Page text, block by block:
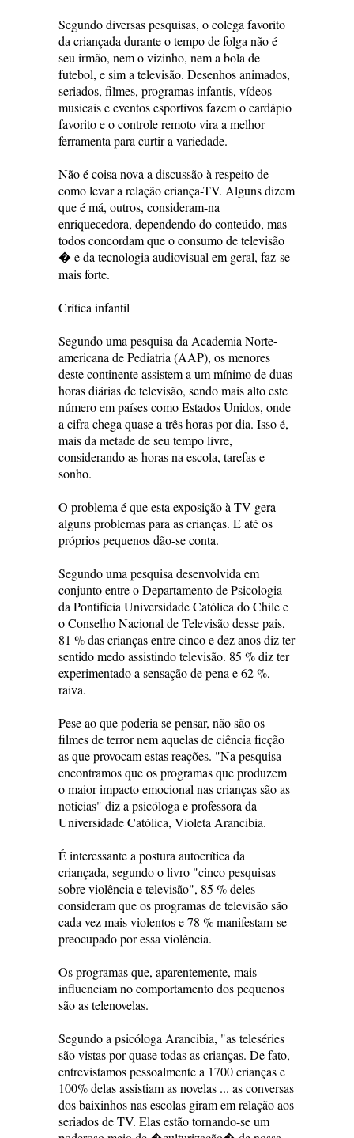
Segundo diversas pesquisas, o colega favorito
da criançada durante o tempo de folga não é
seu irmão, nem o vizinho, nem a bola de
futebol, e sim a televisão. Desenhos animados,
seriados, filmes, programas infantis, vídeos
musicais e eventos esportivos fazem o cardápio
favorito e o controle remoto vira a melhor
ferramenta para curtir a variedade.
Não é coisa nova a discussão à respeito de
como levar a relação criança-TV. Alguns dizem
que é má, outros, consideram-na
enriquecedora, dependendo do conteúdo, mas
todos concordam que o consumo de televisão
� e da tecnologia audiovisual em geral, faz-se
mais forte.
Crítica infantil
Segundo uma pesquisa da Academia Norte-
americana de Pediatria (AAP), os menores
deste continente assistem a um mínimo de duas
horas diárias de televisão, sendo mais alto este
número em países como Estados Unidos, onde
a cifra chega quase a três horas por dia. Isso é,
mais da metade de seu tempo livre,
considerando as horas na escola, tarefas e
sonho.
O problema é que esta exposição à TV gera
alguns problemas para as crianças. E até os
próprios pequenos dão-se conta.
Segundo uma pesquisa desenvolvida em
conjunto entre o Departamento de Psicologia
da Pontifícia Universidade Católica do Chile e
o Conselho Nacional de Televisão desse pais,
81 % das crianças entre cinco e dez anos diz ter
sentido medo assistindo televisão. 85 % diz ter
experimentado a sensação de pena e 62 %,
raiva.
Pese ao que poderia se pensar, não são os
filmes de terror nem aquelas de ciência ficção
as que provocam estas reações. "Na pesquisa
encontramos que os programas que produzem
o maior impacto emocional nas crianças são as
noticias" diz a psicóloga e professora da
Universidade Católica, Violeta Arancibia.
É interessante a postura autocrítica da
criançada, segundo o livro "cinco pesquisas
sobre violência e televisão", 85 % deles
consideram que os programas de televisão são
cada vez mais violentos e 78 % manifestam-se
preocupado por essa violência.
Os programas que, aparentemente, mais
influenciam no comportamento dos pequenos
são as telenovelas.
Segundo a psicóloga Arancibia, "as teleséries
são vistas por quase todas as crianças. De fato,
entrevistamos pessoalmente a 1700 crianças e
100% delas assistiam as novelas ... as conversas
dos baixinhos nas escolas giram em relação aos
seriados de TV. Elas estão tornando-se um